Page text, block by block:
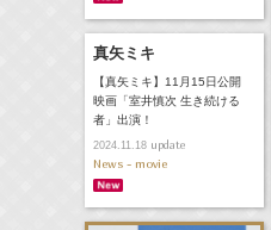
真矢ミキ
【真矢ミキ】11月15日公開
映画「室井慎次 生き続ける
者」出演！
2024.11.18update
News - movie